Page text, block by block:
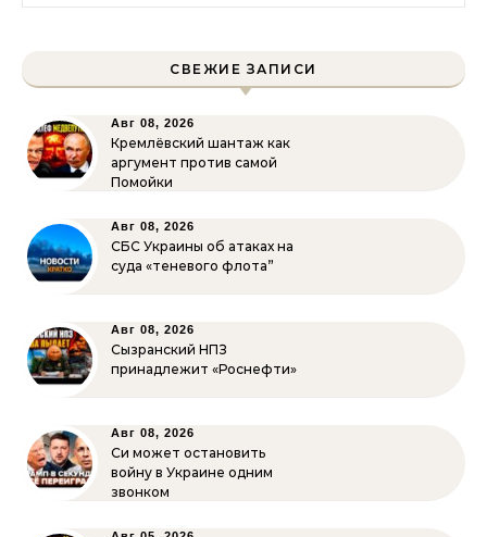
СВЕЖИЕ ЗАПИСИ
Авг 08, 2026
Кремлёвский шантаж как
аргумент против самой
Помойки
Авг 08, 2026
СБС Украины об атаках на
суда «теневого флота”
Авг 08, 2026
Сызранский НПЗ
принадлежит «Роснефти»
Авг 08, 2026
Си может остановить
войну в Украине одним
звонком